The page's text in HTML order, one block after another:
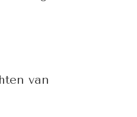
van